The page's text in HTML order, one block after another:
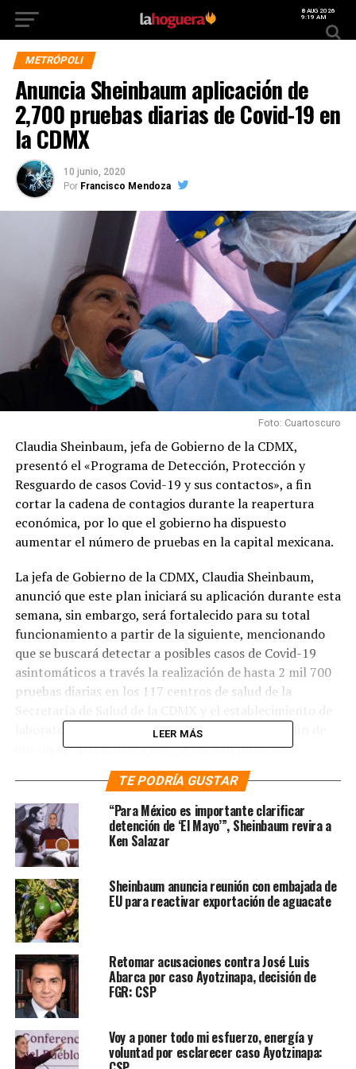
8 AUG 2026
9:19 AM
METRÓPOLI
Anuncia Sheinbaum aplicación de
2,700 pruebas diarias de Covid-19 en
la CDMX
10 junio, 2020
Por Francisco Mendoza
Foto: Cuartoscuro
Claudia Sheinbaum, jefa de Gobierno de la CDMX,
presentó el «Programa de Detección, Protección y
Resguardo de casos Covid-19 y sus contactos», a fin
cortar la cadena de contagios durante la reapertura
económica, por lo que el gobierno ha dispuesto
aumentar el número de pruebas en la capital mexicana.
La jefa de Gobierno de la CDMX, Claudia Sheinbaum,
anunció que este plan iniciará su aplicación durante esta
semana, sin embargo, será fortalecido para su total
funcionamiento a partir de la siguiente, mencionando
que se buscará detectar a posibles casos de Covid-19
asintomáticos a través la realización de hasta 2 mil 700
pruebas diarias en los 117 centros de salud de la
laboratorios específicos para procesarlas, ello a fin de
que en un máximo de 3 días se tengan resultados.
El director de la Agencia Digital de la CDMX, José
Merino, detalló que tras saber de un caso positivo se
procederá a preguntar sobre sus actividades hasta 3 días
antes de tener síntomas. Según explicó, con esos datos,
se pretende realizar una lista de contactos y, con
respeto a uso de datos personales y dependiendo del
nivel de exposición, se estaría estableciendo
comunicación con esas personas para en casos
necesarios se les canalice a practicarles una prueba para
Covid-19, permitiendo a quienes tengan un resultado
negativo retomar algunas actividades de acuerdo al
semáforo.
Te puede interesar:
LEER MÁS
TE PODRÍA GUSTAR
“Para México es importante clarificar
detención de ‘El Mayo’”, Sheinbaum revira a
Ken Salazar
Sheinbaum anuncia reunión con embajada de
EU para reactivar exportación de aguacate
Retomar acusaciones contra José Luis
Abarca por caso Ayotzinapa, decisión de
FGR: CSP
Voy a poner todo mi esfuerzo, energía y
voluntad por esclarecer caso Ayotzinapa: